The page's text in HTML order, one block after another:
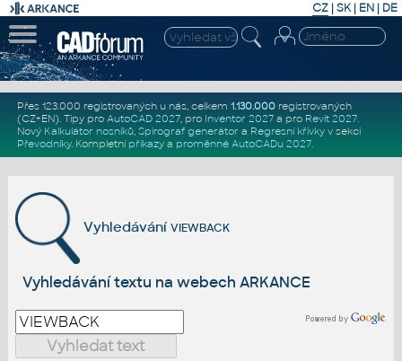
CZ | SK| EN | DE
Přes 123.000 registrovaných u nás, celkem 1.130.000registrovaných
(CZ+EN). Tipy pro AutoCAD 2027, pro Inventor 2027a pro Revit 2027.
Nový Kalkulátor nosníků, Spirograf generátor a Regresní křivkyv sekci
Převodníky. Kompletní příkazya proměnné AutoCADu 2027.
Vyhledávání VIEWBACK
Vyhledávání textu na webech ARKANCE